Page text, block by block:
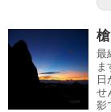
最
ま
せ
影